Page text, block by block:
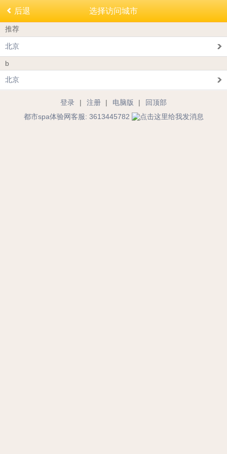
后退 选择访问城市
推荐
北京
b
北京
登录 | 注册 | 电脑版 |
回顶部
都市spa体验网客服: 3613445782